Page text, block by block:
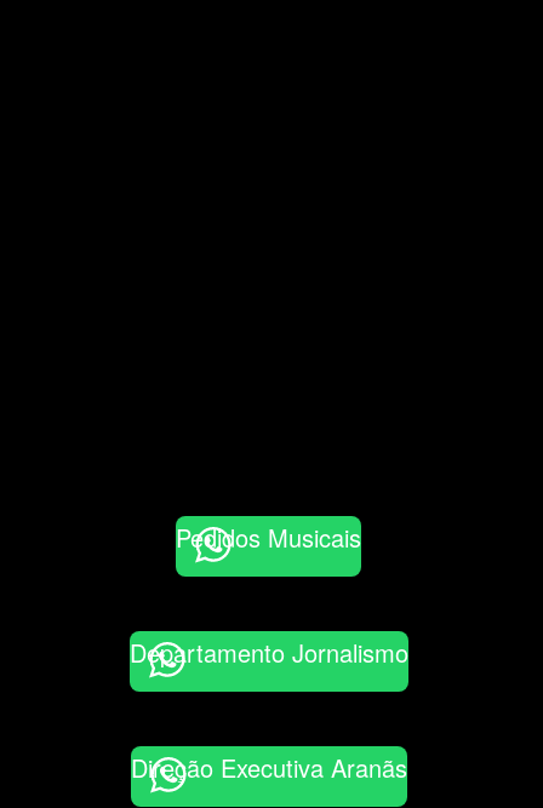
Pedidos Musicais
Departamento Jornalismo
Direção Executiva Aranãs